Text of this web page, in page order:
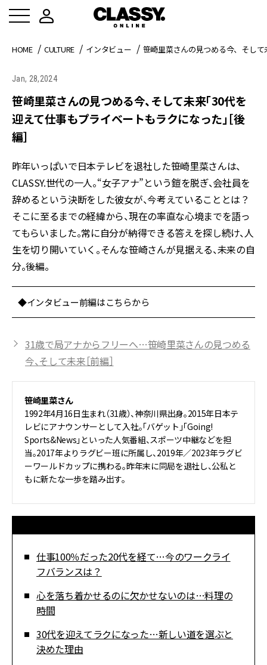
HOME CULTURE インタビュー 笹崎里菜さんの見つめる今、そし
Jan, 28,2024
笹崎里菜さんの見つめる今、そして未来「30代を
迎えて仕事もプライベートもラクになった」［後
編］
昨年いっぱいで日本テレビを退社した笹崎里菜さんは、
CLASSY.世代の一人。“女子アナ”という鎧を脱ぎ、会社員を
辞めるという決断をした彼女が、今考えていることとは？
そこに至るまでの経緯から、現在の率直な心境までを語っ
てもらいました。常に自分が納得できる答えを探し続け、人
生を切り開いていく。そんな笹崎さんが見据える、未来の自
分。後編。
◆インタビュー前編はこちらから
31歳で局アナからフリーへ…笹崎里菜さんの見つめる
今、そして未来［前編］
笹崎里菜さん
1992年4月16日生まれ（31歳）、神奈川県出身。2015年日本テ
レビにアナウンサーとして入社。「バゲット」「Going!
Sports&News」といった人気番組、スポーツ中継などを担
当。2017年よりラグビー班に所属し、2019年／2023年ラグビ
ーワールドカップに携わる。昨年末に同局を退社し、公私と
もに新たな一歩を踏み出す。
仕事100％だった20代を経て…今のワークライ
フバランスは？
心を落ち着かせるのに欠かせないのは…料理の
時間
30代を迎えてラクになった…新しい道を選ぶと
決めた理由